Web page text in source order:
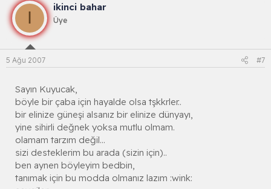
I
ikinci bahar
Üye
5 Ağu 2007 #7
Sayın Kuyucak,
böyle bir çaba için hayalde olsa tşkkrler..
bir elinize güneşi alsanız bir elinize dünyayı,
yine sihirli değnek yoksa mutlu olmam.
olamam tarzım değil...
sizi desteklerim bu arada (sizin için)..
ben aynen böyleyim bedbin,
tanımak için bu modda olmanız lazım :wink: